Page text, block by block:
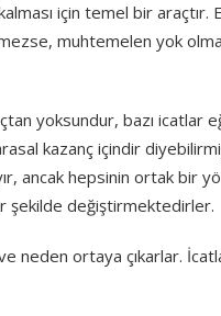
için temel bir araçtır.
muhtemelen yok
yoksundur, bazı icatlar
kazanç içindir
ancak hepsinin ortak bir
şekilde değiştirmektedirler.
neden ortaya çıkarlar.